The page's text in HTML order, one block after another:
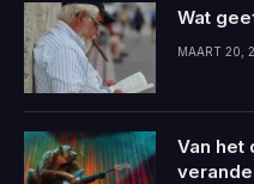
Wat
MAART 20,
Van het